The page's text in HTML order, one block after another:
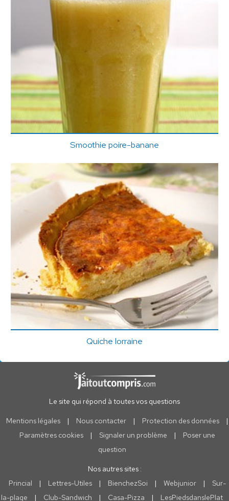
Smoothie poire-banane
Quiche lorraine
Le site qui répond à toutes vos questions
Mentions légales | Nous contacter | Protection des données
|
Paramètres cookies
| Signaler un problème |
Poser une
question
Nos autres sites :
Princial
| Lettres-Utiles | BienchezSoi | Webjunior |
Sur-
la-plage
| Club-Sandwich | Casa-Pizza | LesPiedsdanslePlat